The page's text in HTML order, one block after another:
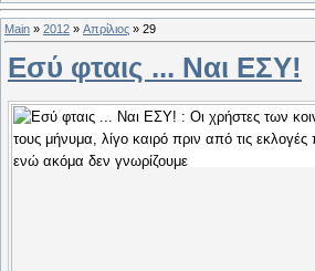
Main » 2012 » Απρίλιος » 29
Εσύ φταις ... Ναι ΕΣΥ!